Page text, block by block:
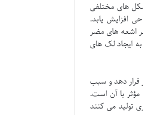
های مختلفی
افزایش یابد.
اشعه های مضر
ایجاد لک های
قرار دهد و سبب
مؤثر با آن است.
تولید می کنند